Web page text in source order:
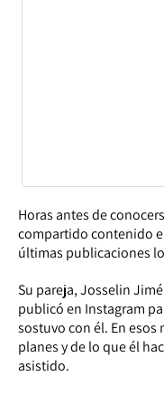
Horas antes de
compartido contenido
últimas publicaciones
Su pareja, Josselin
publicó en Instagram
sostuvo con él. En
planes y de lo que él
asistido.